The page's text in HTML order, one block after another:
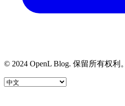
© 2024 OpenL Blog. 保留所有权利。